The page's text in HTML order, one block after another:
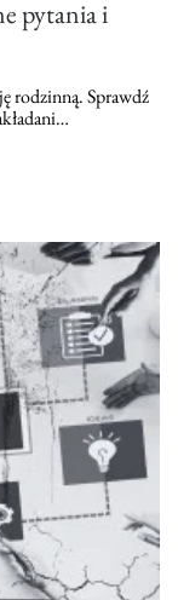
pytania i
rodzinną. Sprawdź